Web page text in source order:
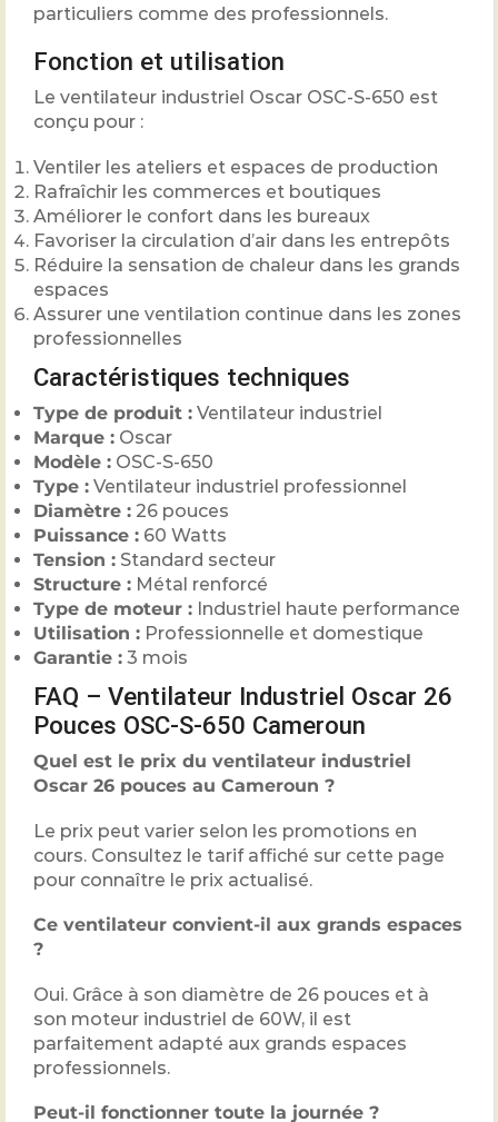
particuliers comme des professionnels.
Fonction et utilisation
Le ventilateur industriel Oscar OSC-S-650 est
conçu pour :
Ventiler les ateliers et espaces de production
Rafraîchir les commerces et boutiques
Améliorer le confort dans les bureaux
Favoriser la circulation d’air dans les entrepôts
Réduire la sensation de chaleur dans les grands
espaces
Assurer une ventilation continue dans les zones
professionnelles
Caractéristiques techniques
Type de produit : Ventilateur industriel
Marque : Oscar
Modèle : OSC-S-650
Type : Ventilateur industriel professionnel
Diamètre : 26 pouces
Puissance : 60 Watts
Tension : Standard secteur
Structure : Métal renforcé
Type de moteur : Industriel haute performance
Utilisation : Professionnelle et domestique
Garantie : 3 mois
FAQ – Ventilateur Industriel Oscar 26
Pouces OSC-S-650 Cameroun
Quel est le prix du ventilateur industriel
Oscar 26 pouces au Cameroun ?
Le prix peut varier selon les promotions en
cours. Consultez le tarif affiché sur cette page
pour connaître le prix actualisé.
Ce ventilateur convient-il aux grands espaces
?
Oui. Grâce à son diamètre de 26 pouces et à
son moteur industriel de 60W, il est
parfaitement adapté aux grands espaces
professionnels.
Peut-il fonctionner toute la journée ?